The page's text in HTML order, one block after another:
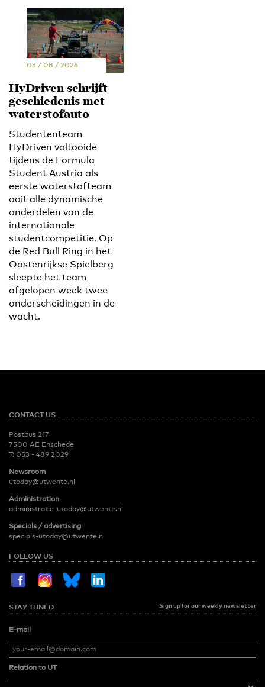
03 / 08 / 2026
HyDriven schrijft
geschiedenis met
waterstofauto
Studententeam
HyDriven voltooide
tijdens de Formula
Student Austria als
eerste waterstofteam
ooit alle dynamische
onderdelen van de
internationale
studentcompetitie. Op
de Red Bull Ring in het
Oostenrijkse Spielberg
sleepte het team
afgelopen week twee
onderscheidingen in de
wacht.
CONTACT US
Postbus 217
7500 AE Enschede
T: 053 - 489 2029
Newsroom
utoday@utwente.nl
Administration
administratie-utoday@utwente.nl
Specials / advertising
specials-utoday@utwente.nl
FOLLOW US
STAY TUNED Sign up for our weekly newsletter
E-mail
Relation to UT